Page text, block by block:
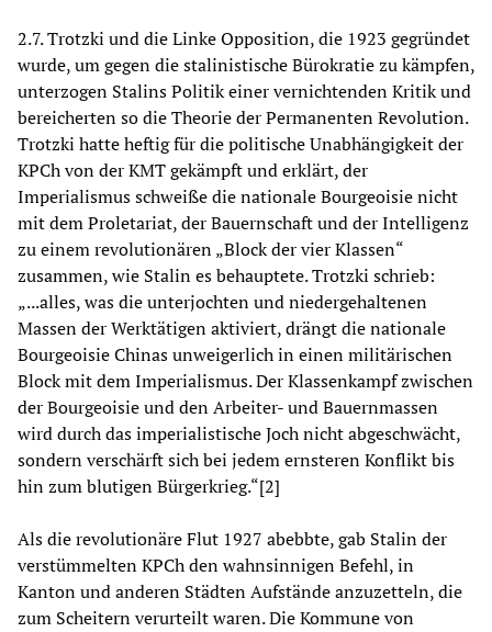
2.7. Trotzki und die Linke Opposition, die 1923 gegründet
wurde, um gegen die stalinistische Bürokratie zu kämpfen,
unterzogen Stalins Politik einer vernichtenden Kritik und
bereicherten so die Theorie der Permanenten Revolution.
Trotzki hatte heftig für die politische Unabhängigkeit der
KPCh von der KMT gekämpft und erklärt, der
Imperialismus schweiße die nationale Bourgeoisie nicht
mit dem Proletariat, der Bauernschaft und der Intelligenz
zu einem revolutionären „Block der vier Klassen“
zusammen, wie Stalin es behauptete. Trotzki schrieb:
„...alles, was die unterjochten und niedergehaltenen
Massen der Werktätigen aktiviert, drängt die nationale
Bourgeoisie Chinas unweigerlich in einen militärischen
Block mit dem Imperialismus. Der Klassenkampf zwischen
der Bourgeoisie und den Arbeiter- und Bauernmassen
wird durch das imperialistische Joch nicht abgeschwächt,
sondern verschärft sich bei jedem ernsteren Konflikt bis
hin zum blutigen Bürgerkrieg.“[2]
Als die revolutionäre Flut 1927 abebbte, gab Stalin der
verstümmelten KPCh den wahnsinnigen Befehl, in
Kanton und anderen Städten Aufstände anzuzetteln, die
zum Scheitern verurteilt waren. Die Kommune von